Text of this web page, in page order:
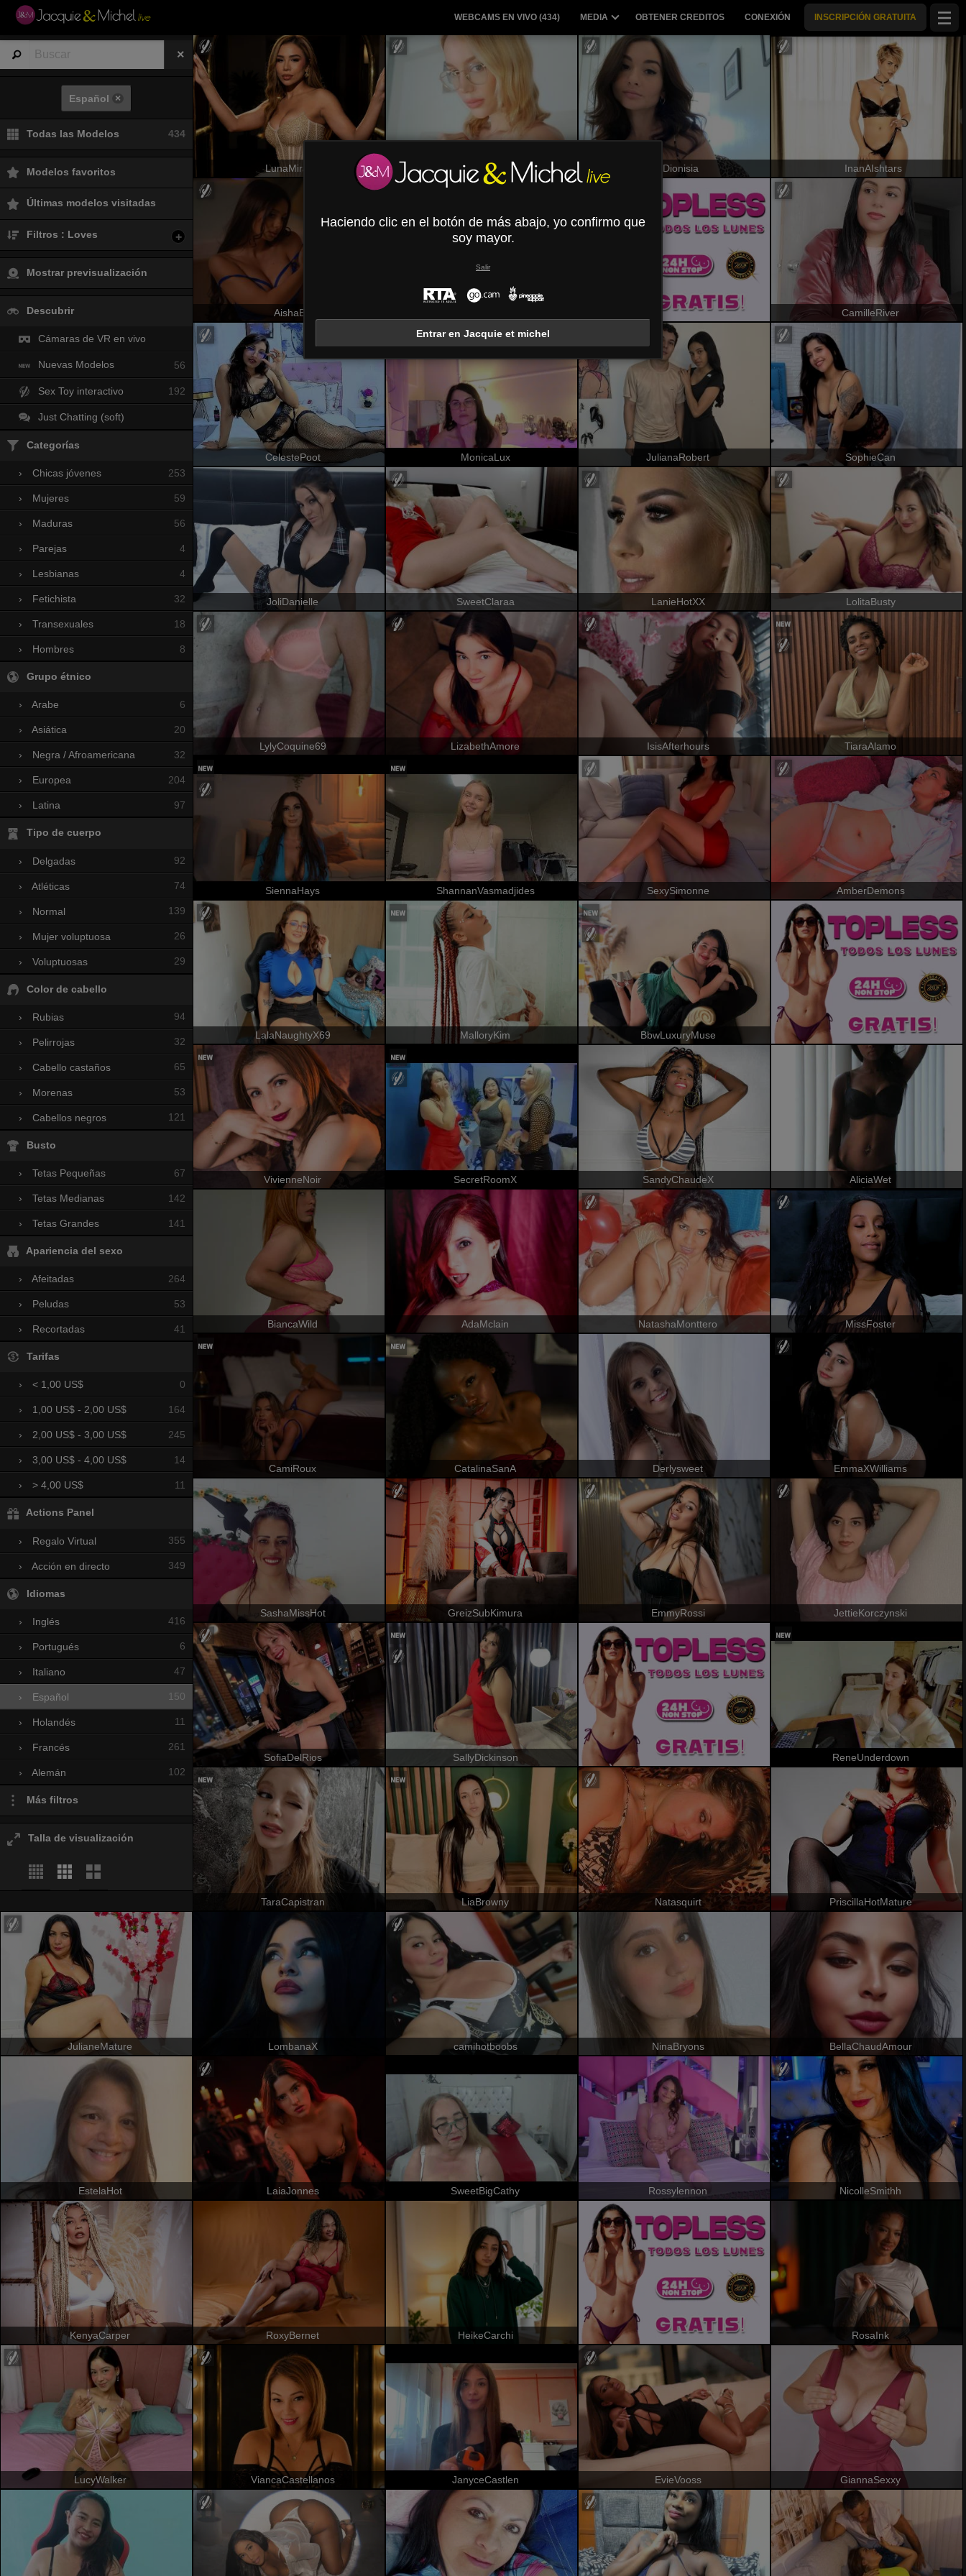
WEBCAMS EN VIVO (434) MEDIA OBTENER CREDITOS CONEXIÓN INSCRIPCIÓN GRATUITA
Español ×
Todas las Modelos 434
Modelos favoritos
Últimas modelos visitadas
Filtros : Loves +
Mostrar previsualización
Descubrir
Cámaras de VR en vivo
Nuevas Modelos 56
Sex Toy interactivo 192
Just Chatting (soft)
Categorías
› Chicas jóvenes 253
› Mujeres 59
› Maduras 56
› Parejas 4
› Lesbianas 4
› Fetichista 32
› Transexuales 18
› Hombres 8
Grupo étnico
› Arabe 6
› Asiática 20
› Negra / Afroamericana 32
› Europea 204
› Latina 97
Tipo de cuerpo
› Delgadas 92
› Atléticas 74
› Normal 139
› Mujer voluptuosa 26
› Voluptuosas 29
Color de cabello
› Rubias 94
› Pelirrojas 32
› Cabello castaños 65
› Morenas 53
› Cabellos negros 121
Busto
› Tetas Pequeñas 67
› Tetas Medianas 142
› Tetas Grandes 141
Apariencia del sexo
› Afeitadas 264
› Peludas 53
› Recortadas 41
Tarifas
› < 1,00 US$ 0
› 1,00 US$ - 2,00 US$ 164
› 2,00 US$ - 3,00 US$ 245
› 3,00 US$ - 4,00 US$ 14
› > 4,00 US$ 11
Actions Panel
› Regalo Virtual 355
› Acción en directo 349
Idiomas
› Inglés 416
› Portugués 6
› Italiano 47
› Español 150
› Holandés 11
› Francés 261
› Alemán 102
Más filtros
Talla de visualización
LunaMiranda MissFrenchy Dionisia InanAIshtars
AishaBee CamilleRiver
CelestePoot MonicaLux JulianaRobert SophieCan
JoliDanielle SweetClaraa LanieHotXX LolitaBusty
LylyCoquine69 LizabethAmore IsisAfterhours TiaraAlamo
SiennaHays ShannanVasmadjides SexySimonne AmberDemons
LalaNaughtyX69 MalloryKim BbwLuxuryMuse
VivienneNoir SecretRoomX SandyChaudeX AliciaWet
BiancaWild AdaMclain NatashaMonttero MissFoster
CamiRoux CatalinaSanA Derlysweet EmmaXWilliams
SashaMissHot GreizSubKimura EmmyRossi JettieKorczynski
SofiaDelRios SallyDickinson ReneUnderdown
TaraCapistran LiaBrowny Natasquirt PriscillaHotMature
JulianeMature LombanaX camihotboobs NinaBryons BellaChaudAmour
EstelaHot LaiaJonnes SweetBigCathy Rossylennon NicolleSmithh
KenyaCarper RoxyBernet HeikeCarchi RosaInk
LucyWalker ViancaCastellanos JanyceCastlen EvieVooss GiannaSexxy
Haciendo clic en el botón de más abajo, yo confirmo que
soy mayor.
Salir
Entrar en Jacquie et michel